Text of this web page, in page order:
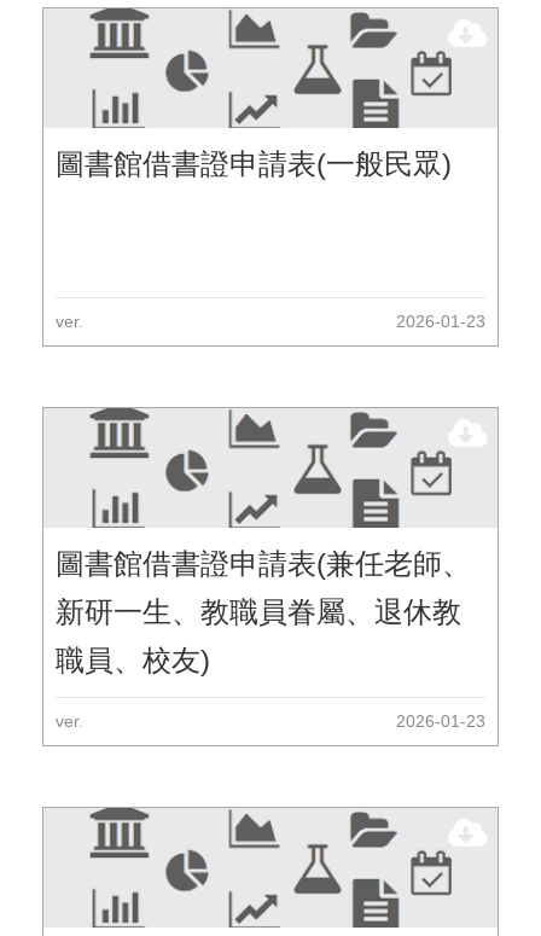
圖書館借書證申請表(一般民眾)
ver. 2026-01-23
圖書館借書證申請表(兼任老師、
新研一生、教職員眷屬、退休教
職員、校友)
ver. 2026-01-23